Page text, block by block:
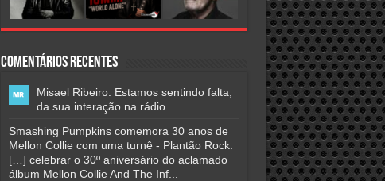
Comentários Recentes
Misael Ribeiro: Estamos sentindo falta,
da sua interação na rádio...
Smashing Pumpkins comemora 30 anos de
Mellon Collie com uma turnê - Plantão Rock:
[…] celebrar o 30º aniversário do aclamado
álbum Mellon Collie And The Inf...